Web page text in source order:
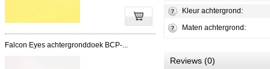
Falcon Eyes achtergronddoek BCP-...
Kleur achtergrond:
Maten achtergrond:
Reviews (0)